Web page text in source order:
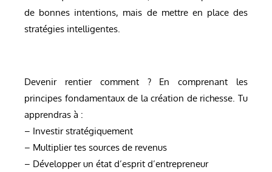
de bonnes intentions, mais de mettre en place des
stratégies intelligentes.
Devenir rentier comment ? En comprenant les
principes fondamentaux de la création de richesse. Tu
apprendras à :
– Investir stratégiquement
– Multiplier tes sources de revenus
– Développer un état d’esprit d’entrepreneur